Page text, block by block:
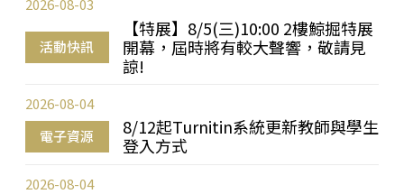
活動快訊
【特展】8/5(三)10:00 2樓鯨掘特展
開幕，屆時將有較大聲響，敬請見
諒!
2026-08-03
電子資源
8/12起Turnitin系統更新教師與學生
登入方式
2026-08-04
2026-08-04